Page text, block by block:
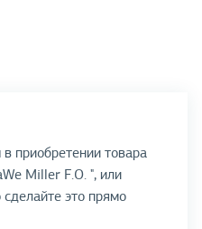
приобретении товара
Miller F.O. ", или
сделайте это прямо